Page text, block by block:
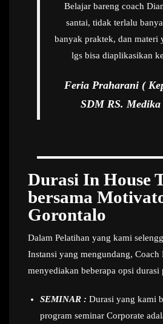
Belajar bareng coach
santai, tidak terlalu
banyak praktek, dan materi
lgs bisa diaplikasikan
Feria Praharani (
SDM RS.
Durasi In House
bersama
Gorontalo
Dalam Pelatihan yang kami
Instansi yang mengundang, Coach
menyediakan beberapa opsi durasi
SEMINAR : Durasi yang kami
program seminar Corporate